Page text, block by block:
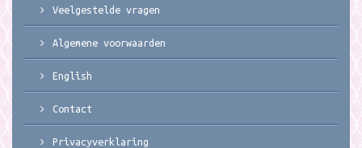
Veelgestelde vragen
Algemene voorwaarden
English
Contact
Privacyverklaring